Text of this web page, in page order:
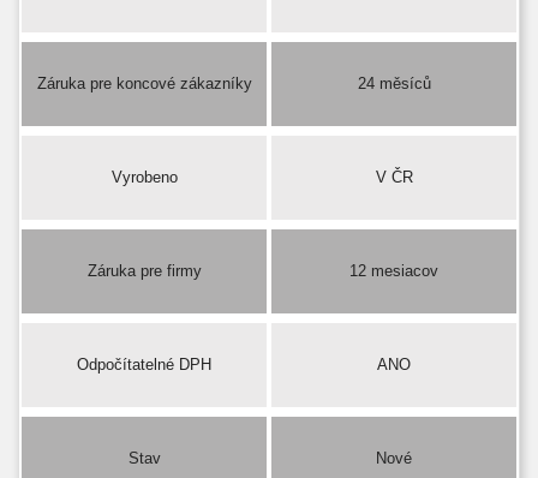
Záruka pre koncové zákazníky 24 měsíců
Vyrobeno V ČR
Záruka pre firmy 12 mesiacov
Odpočítatelné DPH ANO
Stav Nové